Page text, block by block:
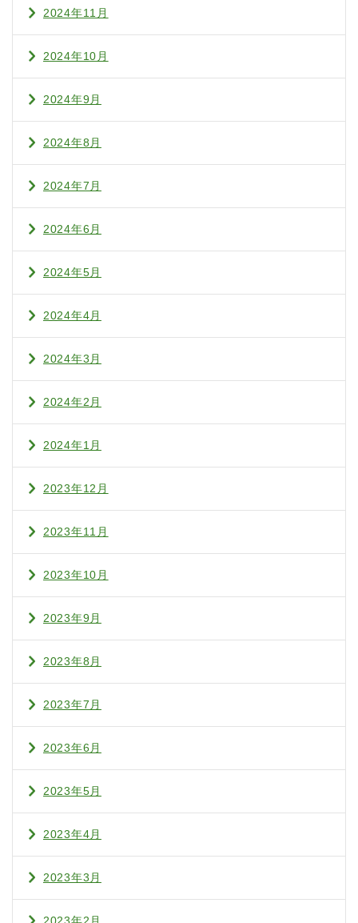
2024年11月
2024年10月
2024年9月
2024年8月
2024年7月
2024年6月
2024年5月
2024年4月
2024年3月
2024年2月
2024年1月
2023年12月
2023年11月
2023年10月
2023年9月
2023年8月
2023年7月
2023年6月
2023年5月
2023年4月
2023年3月